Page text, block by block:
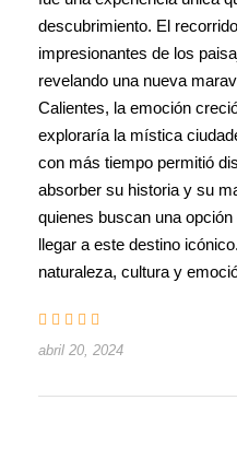
descubrimiento. El
impresionantes de los
revelando una nueva
Calientes, la emoción
exploraría la mística
con más tiempo permitió
absorber su historia y su
quienes buscan una
llegar a este destino
naturaleza, cultura y
abril 20, 2024